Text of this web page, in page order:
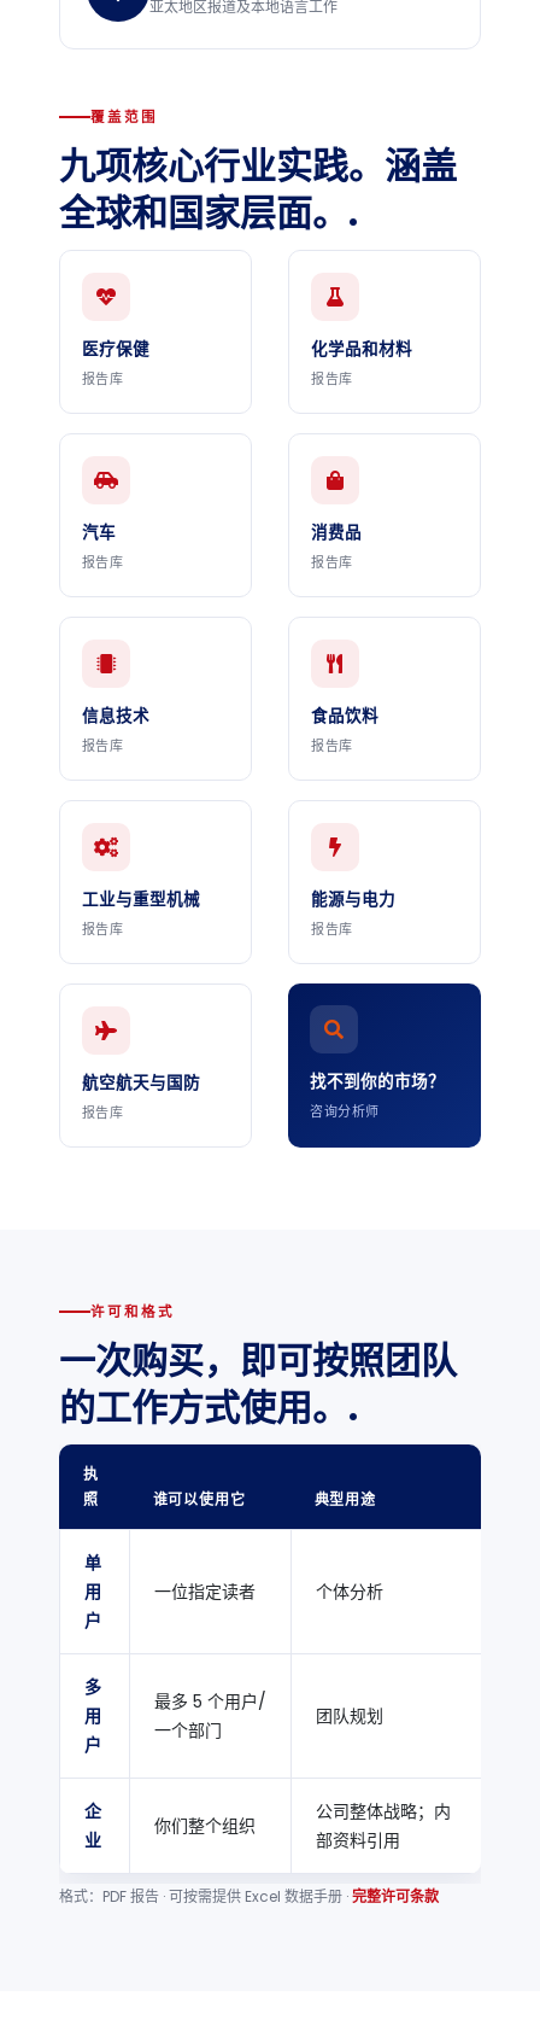
亚太地区报道及本地语言工作
覆盖范围
九项核心行业实践。涵盖
全球和国家层面。.
医疗保健
报告库
化学品和材料
报告库
汽车
报告库
消费品
报告库
信息技术
报告库
食品饮料
报告库
工业与重型机械
报告库
能源与电力
报告库
航空航天与国防
报告库
找不到你的市场？
咨询分析师
许可和格式
一次购买，即可按照团队
的工作方式使用。.
执
照
谁可以使用它 典型用途
单
用
户
一位指定读者 个体分析
多
用
户
最多 5 个用户/
一个部门
团队规划
企
业
你们整个组织
公司整体战略；内
部资料引用
格式：PDF 报告 · 可按需提供 Excel 数据手册 ·完整许可条款